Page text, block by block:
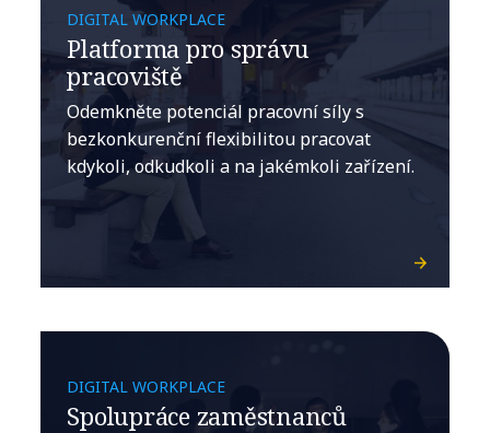
DIGITAL WORKPLACE
Platforma pro správu
pracoviště
Odemkněte potenciál pracovní síly s
bezkonkurenční flexibilitou pracovat
kdykoli, odkudkoli a na jakémkoli zařízení.
DIGITAL WORKPLACE
Spolupráce zaměstnanců